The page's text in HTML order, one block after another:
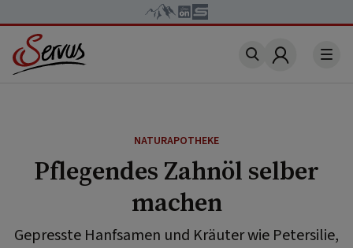
Account
NATURAPOTHEKE
Pflegendes Zahnöl selber
machen
Gepresste Hanfsamen und Kräuter wie Petersilie,